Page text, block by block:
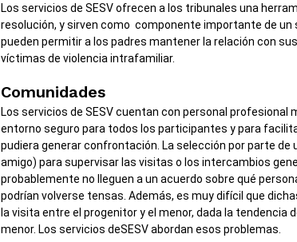
Los servicios de SESV ofrecen a los tribunales una
resolución, y sirven como componente importante de
pueden permitir a los padres mantener la relación con
víctimas de violencia intrafamiliar.
Comunidades
Los servicios de SESV cuentan con personal
entorno seguro para todos los participantes y para
pudiera generar confrontación. La selección por parte de
amigo) para supervisar las visitas o los intercambios
probablemente no lleguen a un acuerdo sobre qué
podrían volverse tensas. Además, es muy difícil que
la visita entre el progenitor y el menor, dada la
menor. Los servicios deSESV abordan esos problemas.